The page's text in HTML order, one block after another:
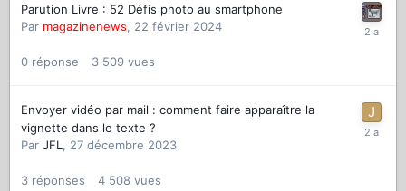
Parution Livre : 52 Défis photo au smartphone
Par magazinenews, 22 février 2024
0 réponse 3 509 vues
Envoyer vidéo par mail : comment faire apparaître la
vignette dans le texte ?
Par JFL , 27 décembre 2023
3 réponses 4 508 vues